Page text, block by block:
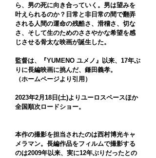
ら、男の死に向き合っていく。男は望みを
叶えられるのか？日常と非日常の間で翻弄
される人間の運命の残酷さ、滑稽さ、切な
さ、そして生のためのささやかな希望を感
じさせる骨太な映画が誕生した。
監督は、『YUMENO ユメノ』以来、17年ぶ
りに長編映画に挑んだ、鎌田義孝。
（ホームページより引用）
2023年2月18日(土)よりユーロスペースほか
全国順次ロードショー。
本作の撮影を担当されたのは西村博光キャ
メラマン。長編作品をフィルムで撮影する
のは2009年以来、実に12年ぶりだったとの